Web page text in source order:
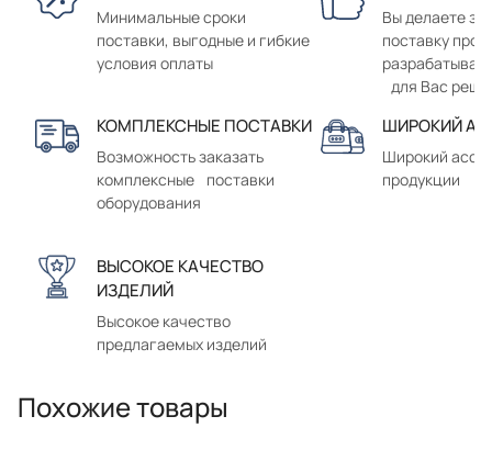
Минимальные сроки
поставки, выгодные и гибкие
условия оплаты
Вы делаете
поставку
для Вас
КОМПЛЕКСНЫЕ ПОСТАВКИ
Возможность заказать
комплексные поставки
оборудования
ШИРОКИЙ
Широкий
продукции
ВЫСОКОЕ КАЧЕСТВО
ИЗДЕЛИЙ
Высокое качество
предлагаемых изделий
Похожие товары